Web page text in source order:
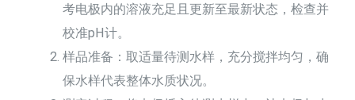
考电极内的溶液充足且更新至最新状态，检查并
校准pH计。
样品准备：取适量待测水样，充分搅拌均匀，确
保水样代表整体水质状况。